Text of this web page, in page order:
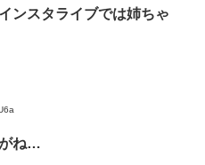
ンスタライブでは姉ちゃ
ね…